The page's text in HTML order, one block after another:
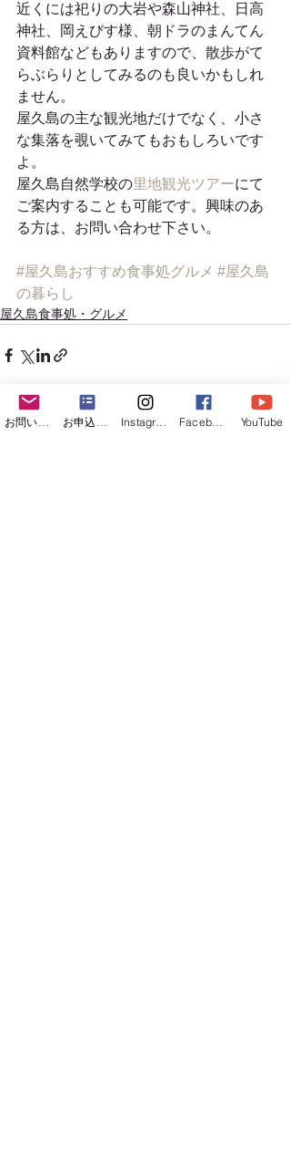
近くには祀りの大岩や森山神社、日高
神社、岡えびす様、朝ドラのまんてん
資料館などもありますので、散歩がて
らぶらりとしてみるのも良いかもしれ
ません。
屋久島の主な観光地だけでなく、小さ
な集落を覗いてみてもおもしろいです
よ。
屋久島自然学校の里地観光ツアーにて
ご案内することも可能です。興味のあ
る方は、お問い合わせ下さい。
#屋久島おすすめ食事処グルメ #屋久島
の暮らし
屋久島食事処・グルメ
最新記事 すべて表示
YouTube